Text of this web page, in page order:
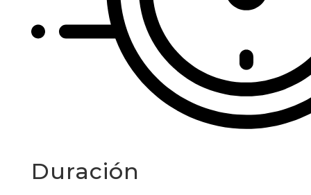
Duración